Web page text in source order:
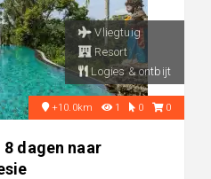
Vliegtuig
Resort
Logies & ontbijt
+10.0km 1 0 0
8 dagen naar